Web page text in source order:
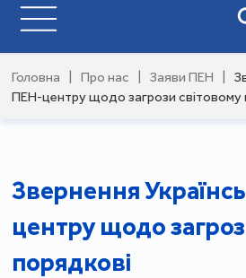
Головна Про нас Заяви ПЕН
ПЕН-центру щодо загрози світовому
Звернення
центру щодо
порядкові